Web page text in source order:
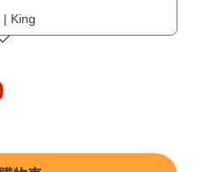
| King